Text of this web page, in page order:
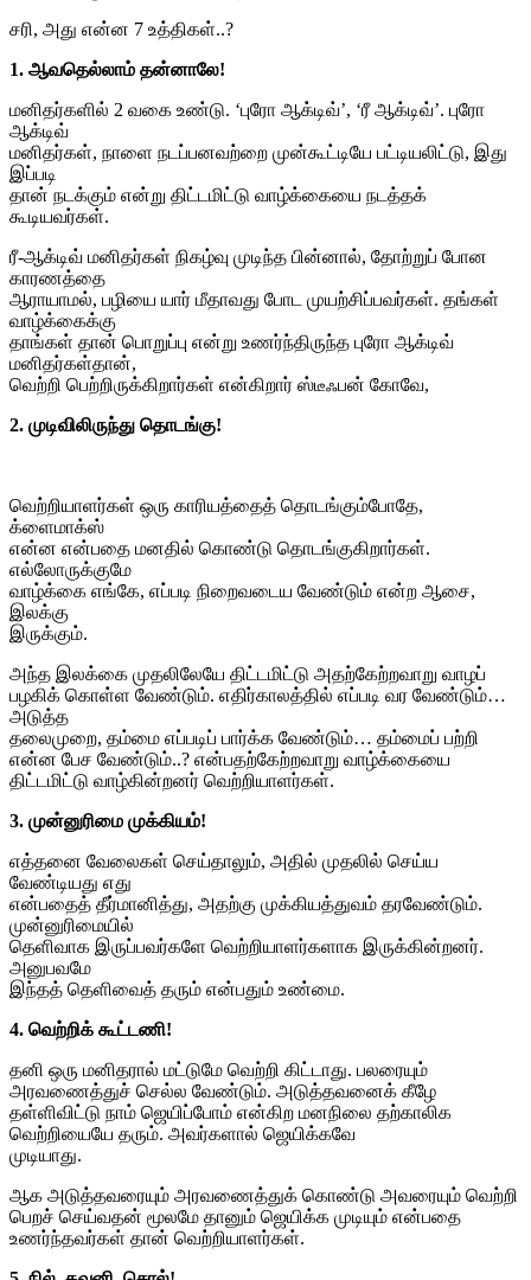
சரி, அது என்ன 7 உத்திகள்..?
1. ஆவதெல்லாம் தன்னாலே!
மனிதர்களில் 2 வகை உண்டு. ‘புரோ ஆக்டிவ்’, ‘ரீ ஆக்டிவ்’. புரோ
ஆக்டிவ்
மனிதர்கள், நாளை நடப்பனவற்றை முன்கூட்டியே பட்டியலிட்டு, இது
இப்படி
தான் நடக்கும் என்று திட்டமிட்டு வாழ்க்கையை நடத்தக்
கூடியவர்கள்.
ரீ-ஆக்டிவ் மனிதர்கள் நிகழ்வு முடிந்த பின்னால், தோற்றுப் போன
காரணத்தை
ஆராயாமல், பழியை யார் மீதாவது போட முயற்சிப்பவர்கள். தங்கள்
வாழ்க்கைக்கு
தாங்கள் தான் பொறுப்பு என்று உணர்ந்திருந்த புரோ ஆக்டிவ்
மனிதர்கள்தான்,
வெற்றி பெற்றிருக்கிறார்கள் என்கிறார் ஸ்டீஃபன் கோவே,
2. முடிவிலிருந்து தொடங்கு!
வெற்றியாளர்கள் ஒரு காரியத்தைத் தொடங்கும்போதே,
க்ளைமாக்ஸ்
என்ன என்பதை மனதில் கொண்டு தொடங்குகிறார்கள்.
எல்லோருக்குமே
வாழ்க்கை எங்கே, எப்படி நிறைவடைய வேண்டும் என்ற ஆசை,
இலக்கு
இருக்கும்.
அந்த இலக்கை முதலிலேயே திட்டமிட்டு அதற்கேற்றவாறு வாழப்
பழகிக் கொள்ள வேண்டும். எதிர்காலத்தில் எப்படி வர வேண்டும்…
அடுத்த
தலைமுறை, தம்மை எப்படிப் பார்க்க வேண்டும்… தம்மைப் பற்றி
என்ன பேச வேண்டும்..? என்பதற்கேற்றவாறு வாழ்க்கையை
திட்டமிட்டு வாழ்கின்றனர் வெற்றியாளர்கள்.
3. முன்னுரிமை முக்கியம்!
எத்தனை வேலைகள் செய்தாலும், அதில் முதலில் செய்ய
வேண்டியது எது
என்பதைத் தீர்மானித்து, அதற்கு முக்கியத்துவம் தரவேண்டும்.
முன்னுரிமையில்
தெளிவாக இருப்பவர்களே வெற்றியாளர்களாக இருக்கின்றனர்.
அனுபவமே
இந்தத் தெளிவைத் தரும் என்பதும் உண்மை.
4. வெற்றிக் கூட்டணி!
தனி ஒரு மனிதரால் மட்டுமே வெற்றி கிட்டாது. பலரையும்
அரவணைத்துச் செல்ல வேண்டும். அடுத்தவனைக் கீழே
தள்ளிவிட்டு நாம் ஜெயிப்போம் என்கிற மனநிலை தற்காலிக
வெற்றியையே தரும். அவர்களால் ஜெயிக்கவே
முடியாது.
ஆக அடுத்தவரையும் அரவணைத்துக் கொண்டு அவரையும் வெற்றி
பெறச் செய்வதன் மூலமே தானும் ஜெயிக்க முடியும் என்பதை
உணர்ந்தவர்கள் தான் வெற்றியாளர்கள்.